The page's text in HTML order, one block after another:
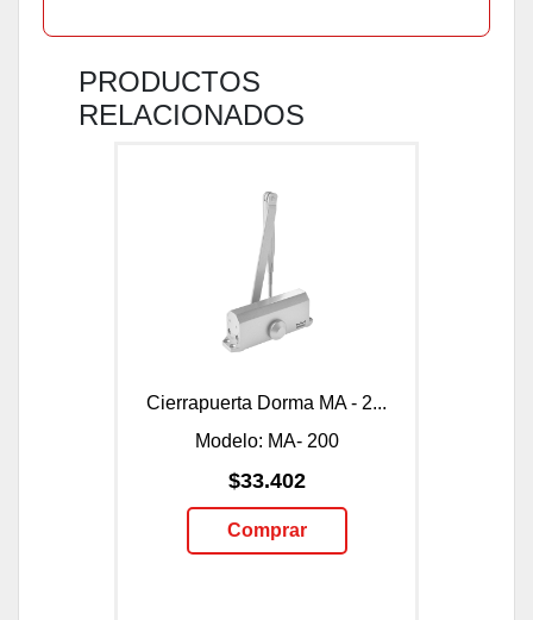
PRODUCTOS
RELACIONADOS
Cierrapuerta Dorma MA - 2...
Modelo: MA- 200
$33.402
Comprar